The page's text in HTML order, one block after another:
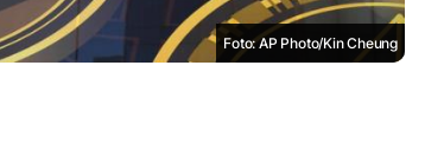
Foto: AP Photo/Kin Cheung